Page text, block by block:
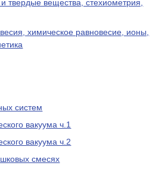
твердые вещества, стехиометрия,
химическое равновесие, ионы,
систем
вакуума ч.1
вакуума ч.2
смесях